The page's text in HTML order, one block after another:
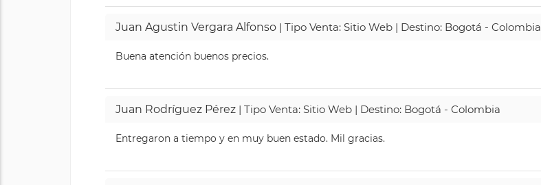
Juan Agustin Vergara Alfonso | Tipo Venta: Sitio Web | Destino: Bogotá - Colombia
Buena atención buenos precios.
Juan Rodríguez Pérez | Tipo Venta: Sitio Web | Destino: Bogotá - Colombia
Entregaron a tiempo y en muy buen estado. Mil gracias.